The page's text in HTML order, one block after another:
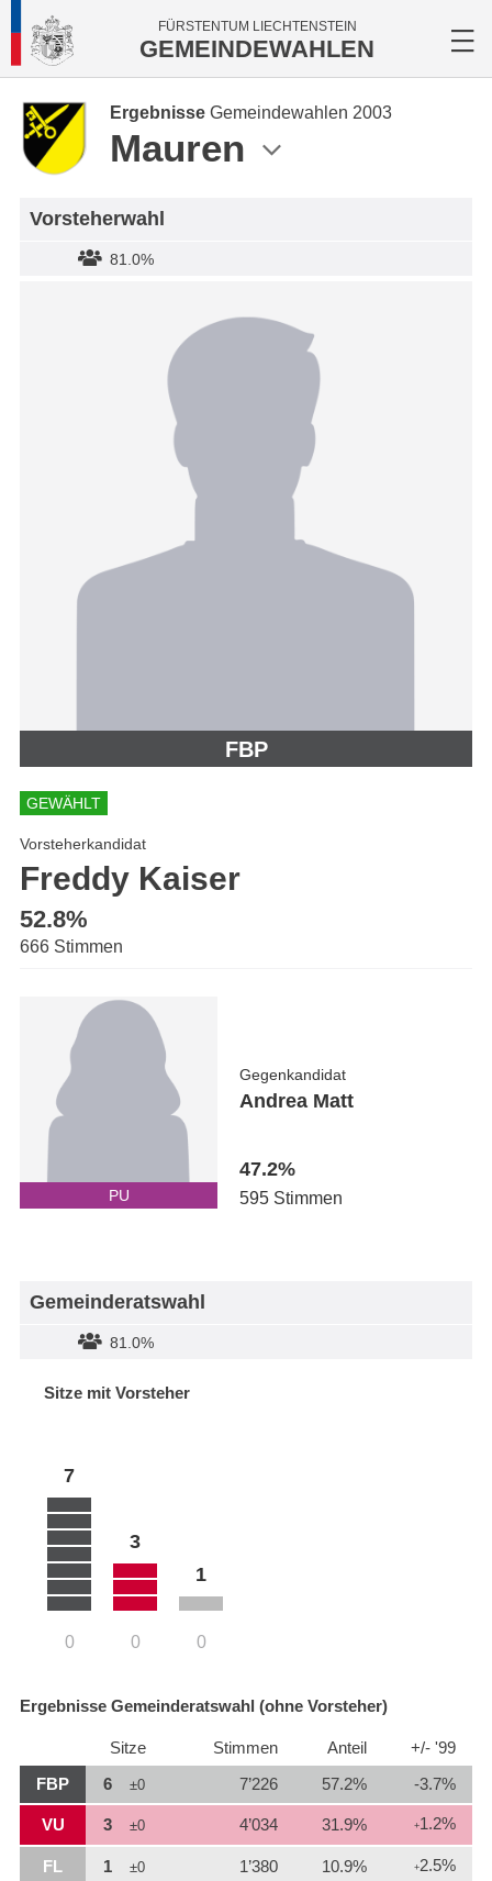
FÜRSTENTUM LIECHTENSTEIN
GEMEINDEWAHLEN
Ergebnisse Gemeindewahlen 2003
Mauren
Vorsteherwahl
81.0%
FBP
GEWÄHLT
Vorsteherkandidat
Freddy Kaiser
52.8%
666 Stimmen
PU
Gegenkandidat
Andrea Matt
47.2%
595 Stimmen
Gemeinderatswahl
81.0%
Sitze mit Vorsteher
7
0
3
0
1
0
Ergebnisse Gemeinderatswahl (ohne Vorsteher)
Sitze Stimmen Anteil
+/- '99
FBP
6 ±0 7’226 57.2% -3.7%
VU 3 ±0 4’034 31.9% +1.2%
FL 1 ±0 1’380 10.9% +2.5%